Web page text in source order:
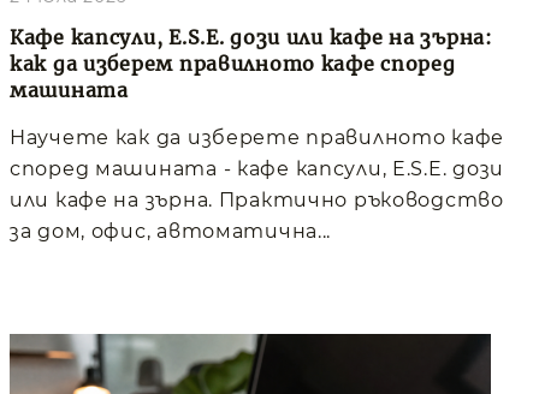
Кафе капсули, E.S.E. дози или кафе на зърна:
как да изберем правилното кафе според
машината
Научете как да изберете правилното кафе
според машината - кафе капсули, E.S.E. дози
или кафе на зърна. Практично ръководство
за дом, офис, автоматична...